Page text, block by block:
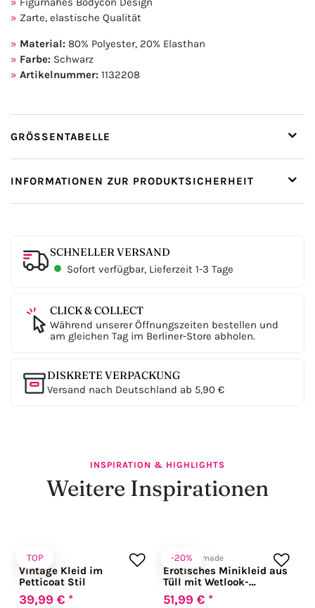
Zarte, elastische Qualität
Material: 80% Polyester, 20% Elasthan
Farbe: Schwarz
Artikelnummer: 1132208
GRÖSSENTABELLE
INFORMATIONEN ZUR PRODUKTSICHERHEIT
SCHNELLER VERSAND
Sofort verfügbar, Lieferzeit 1-3 Tage
CLICK & COLLECT
Während unserer Öffnungszeiten bestellen und
am gleichen Tag im Berliner-Store abholen.
DISKRETE VERPACKUNG
Versand nach Deutschland ab 5,90 €
INSPIRATION & HIGHLIGHTS
Weitere Inspirationen
TOP
Belsira
Vintage Kleid im
Petticoat Stil
39,99 € *
-20%
Noir Handmade
Erotisches Minikleid aus
Tüll mit Wetlook-
Elementen in schwarz
51,99 € *